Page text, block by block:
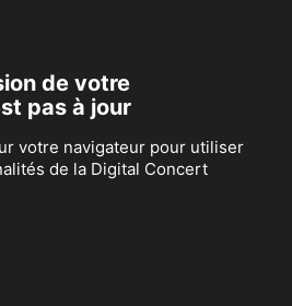
de votre
pas à jour
votre navigateur pour utiliser
de la Digital Concert